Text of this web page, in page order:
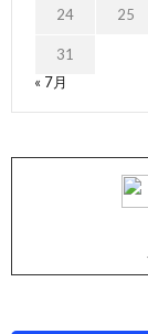
24 25
31
« 7月